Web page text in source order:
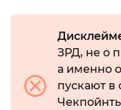
ЗРД, не о
а именно
пускают в